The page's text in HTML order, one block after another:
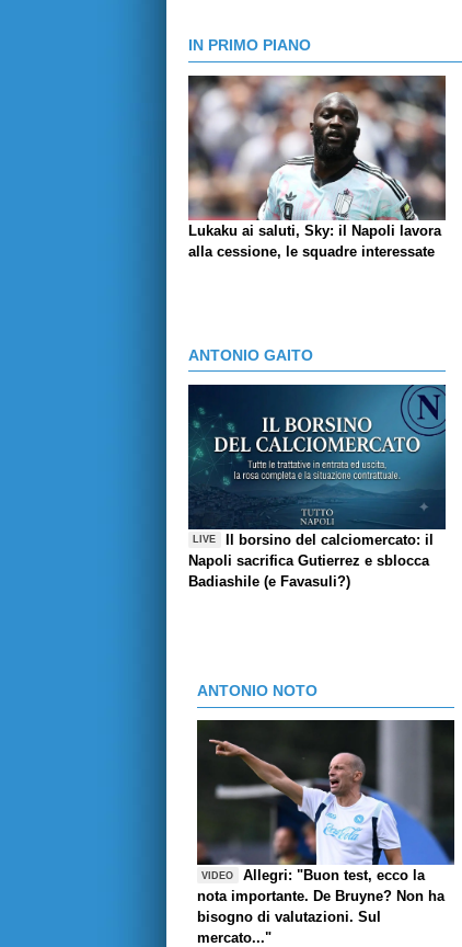
IN PRIMO PIANO
Lukaku ai saluti, Sky: il Napoli lavora
alla cessione, le squadre interessate
ANTONIO GAITO
LIVE
Il borsino del calciomercato: il
Napoli sacrifica Gutierrez e sblocca
Badiashile (e Favasuli?)
ANTONIO NOTO
VIDEO
Allegri: "Buon test, ecco la
nota importante. De Bruyne? Non ha
bisogno di valutazioni. Sul
mercato..."